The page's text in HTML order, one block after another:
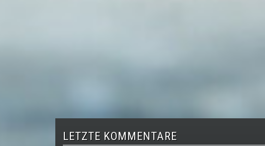
LETZTE KOMMENTARE